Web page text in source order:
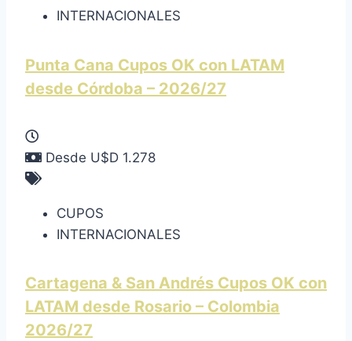
INTERNACIONALES
Punta Cana Cupos OK con LATAM
desde Córdoba – 2026/27
Desde U$D 1.278
CUPOS
INTERNACIONALES
Cartagena & San Andrés Cupos OK con
LATAM desde Rosario – Colombia
2026/27